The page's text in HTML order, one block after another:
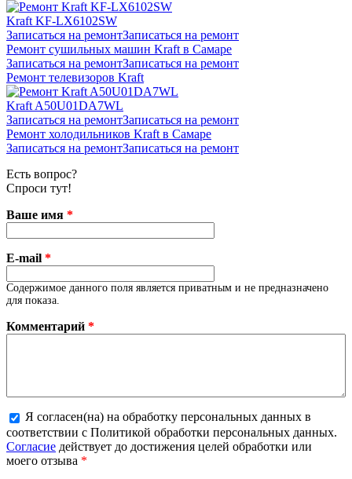
Kraft KF-LX6102SW
Записаться на ремонтЗаписаться на ремонт
Ремонт сушильных машин Kraft в Самаре
Записаться на ремонтЗаписаться на ремонт
Ремонт телевизоров Kraft
Kraft A50U01DA7WL
Записаться на ремонтЗаписаться на ремонт
Ремонт холодильников Kraft в Самаре
Записаться на ремонтЗаписаться на ремонт
Есть вопрос?
Спроси тут!
Ваше имя *
E-mail *
Содержимое данного поля является приватным и не предназначено
для показа.
Комментарий *
Более подробная информация о текстовых
форматах
Я согласен(на) на обработку персональных данных в
соответствии с Политикой обработки персональных данных.
Согласие действует до достижения целей обработки или
моего отзыва *